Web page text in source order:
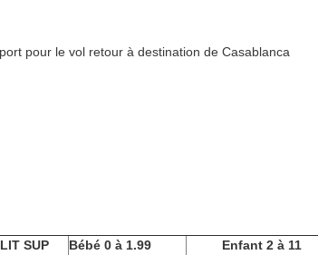
pour le vol retour à destination de Casablanca
LIT SUP Bébé 0 à 1.99 Enfant 2 à11